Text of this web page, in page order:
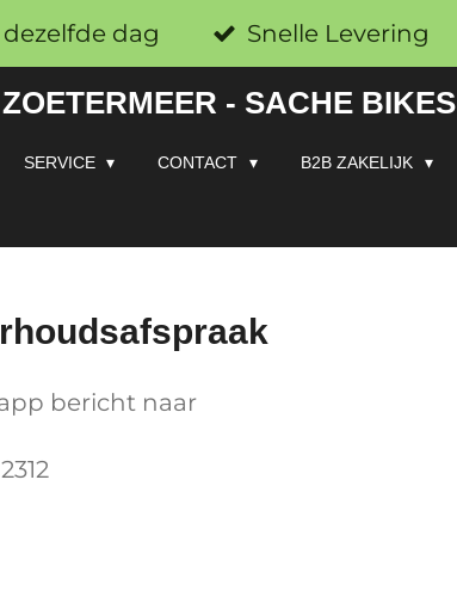
dag Snelle Levering
- SACHE BIKES
SERVICE CONTACT B2B ZAKELIJK
bericht naar